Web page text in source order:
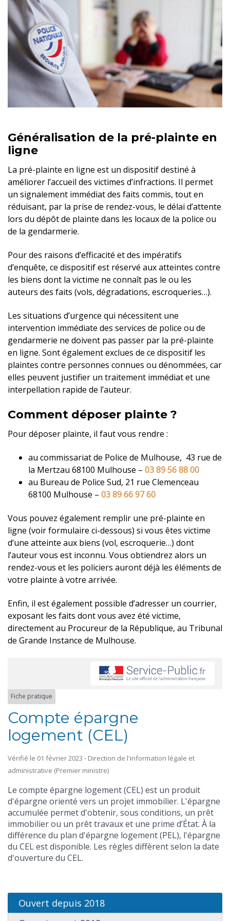
Généralisation de la pré-plainte en
ligne
La pré-plainte en ligne est un dispositif destiné à
améliorer l’accueil des victimes d’infractions. Il permet
un signalement immédiat des faits commis, tout en
réduisant, par la prise de rendez-vous, le délai d’attente
lors du dépôt de plainte dans les locaux de la police ou
de la gendarmerie.
Pour des raisons d’efficacité et des impératifs
d’enquête, ce dispositif est réservé aux atteintes contre
les biens dont la victime ne connaît pas le ou les
auteurs des faits (vols, dégradations, escroqueries…).
Les situations d’urgence qui nécessitent une
intervention immédiate des services de police ou de
gendarmerie ne doivent pas passer par la pré-plainte
en ligne. Sont également exclues de ce dispositif les
plaintes contre personnes connues ou dénommées, car
elles peuvent justifier un traitement immédiat et une
interpellation rapide de l’auteur.
Comment déposer plainte ?
Pour déposer plainte, il faut vous rendre :
au commissariat de Police de Mulhouse, 43 rue de
la Mertzau 68100 Mulhouse – 03 89 56 88 00
au Bureau de Police Sud, 21 rue Clemenceau
68100 Mulhouse – 03 89 66 97 60
Vous pouvez également remplir une pré-plainte en
ligne (voir formulaire ci-dessous) si vous êtes victime
d’une atteinte aux biens (vol, escroquerie…) dont
l’auteur vous est inconnu. Vous obtiendrez alors un
rendez-vous et les policiers auront déjà les éléments de
votre plainte à votre arrivée.
Enfin, il est également possible d’adresser un courrier,
exposant les faits dont vous avez été victime,
directement au Procureur de la République, au Tribunal
de Grande Instance de Mulhouse.
Fiche pratique
Compte épargne
logement (CEL)
Vérifié le 01 février 2023 - Direction de l'information légale et
administrative (Premier ministre)
Le compte épargne logement (CEL) est un produit
d'épargne orienté vers un projet immobilier. L'épargne
accumulée permet d'obtenir, sous conditions, un prêt
immobilier ou un prêt travaux et une prime d’État. À la
différence du plan d'épargne logement (PEL), l'épargne
du CEL est disponible. Les règles diffèrent selon la date
d'ouverture du CEL.
Ouvert depuis 2018